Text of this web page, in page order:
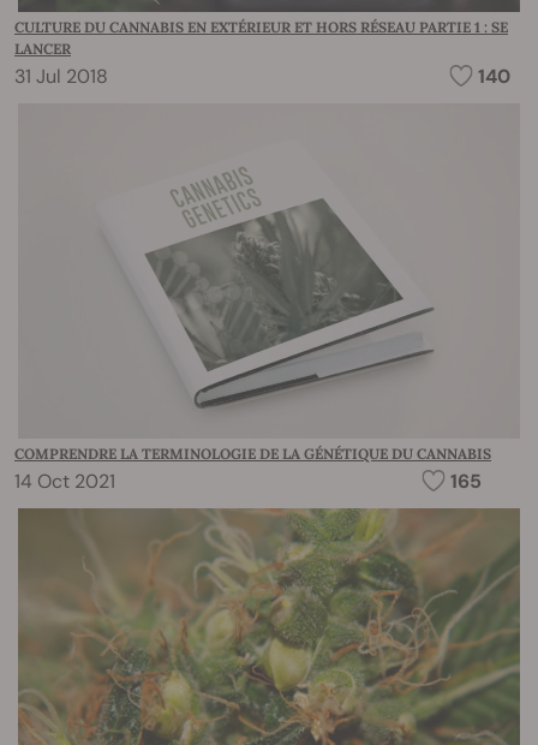
CULTURE DU CANNABIS EN EXTÉRIEUR ET HORS RÉSEAU PARTIE 1 : SE
LANCER
31 Jul 2018 140
COMPRENDRE LA TERMINOLOGIE DE LA GÉNÉTIQUE DU CANNABIS
14 Oct 2021 165